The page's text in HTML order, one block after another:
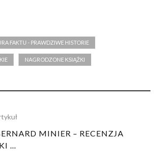
FAKTU - PRAWDZIWE HISTORIE
NAGRODZONE KSIĄŻKI
MINIER – RECENZJA
...